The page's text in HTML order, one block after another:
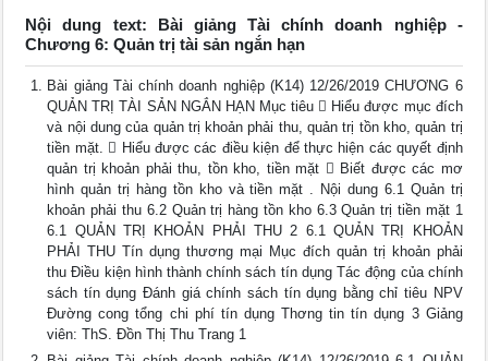
Nội dung text: Bài giảng Tài chính doanh nghiệp -
Chương 6: Quản trị tài sản ngắn hạn
Bài giảng Tài chính doanh nghiệp (K14) 12/26/2019 CHƯƠNG 6
QUẢN TRỊ TÀI SẢN NGẮN HẠN Mục tiêu  Hiểu được mục đích
và nội dung của quản trị khoản phải thu, quản trị tồn kho, quản trị
tiền mặt.  Hiểu được các điều kiện để thực hiện các quyết định
quản trị khoản phải thu, tồn kho, tiền mặt  Biết được các mơ
hình quản trị hàng tồn kho và tiền mặt . Nội dung 6.1 Quản trị
khoản phải thu 6.2 Quản trị hàng tồn kho 6.3 Quản trị tiền mặt 1
6.1 QUẢN TRỊ KHOẢN PHẢI THU 2 6.1 QUẢN TRỊ KHOẢN
PHẢI THU Tín dụng thương mại Mục đích quản trị khoản phải
thu Điều kiện hình thành chính sách tín dụng Tác động của chính
sách tín dụng Đánh giá chính sách tín dụng bằng chỉ tiêu NPV
Đường cong tổng chi phí tín dụng Thơng tin tín dụng 3 Giảng
viên: ThS. Đồn Thị Thu Trang 1